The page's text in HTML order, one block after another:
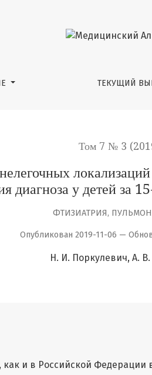
в зависимости от
ТЕКУЩИЙ
Том 7 № 3
диагноза у детей за
ФТИЗИАТРИЯ,
Опубликован 2019-11-06 —
Н. И. Поркулевич А.
как и в Российской Федерации